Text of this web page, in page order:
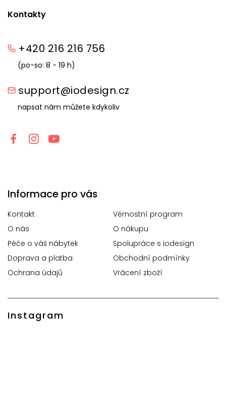
Kontakty
+420 216 216 756
(po-so: 8 - 19 h)
support@iodesign.cz
napsat nám můžete kdykoliv
Informace pro vás
Kontakt
Věrnostní program
O nás
O nákupu
Péče o váš nábytek
Spolupráce s iodesign
Doprava a platba
Obchodní podmínky
Ochrana údajů
Vrácení zboží
Instagram